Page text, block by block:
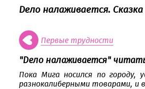
Дело налаживается.
Первые трудности
"Дело налаживается"
Пока Мига носился по городу,
разнокалиберными товарами, и